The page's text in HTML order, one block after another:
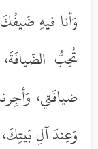
وَأنا فيهِ
تُحِبُّ
ضيافَتي،
وَعِندَ آلِ